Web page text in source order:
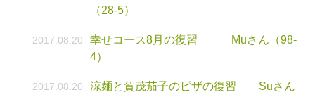
（28-5）
2017.08.20
幸せコース8月の復習 Muさん（98-
4）
2017.08.20
涼麺と賀茂茄子のピザの復習 Suさん